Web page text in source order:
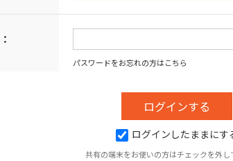
パスワードをお忘れの方はこちら
ログインしたままにす
共有の端末をお使いの方はチェックを外し